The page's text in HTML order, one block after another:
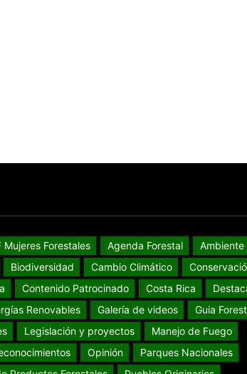
Mujeres Forestales Agenda Forestal
Ambiente
Biodiversidad Cambio Climático
Contenido Patrocinado Costa Rica
Renovables Galería de videos
Guia
Legislación y proyectos
Manejo de Fuego
Opinión
Parques Nacionales